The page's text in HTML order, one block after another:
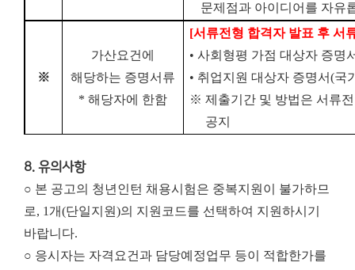
문제점과 아이디어를 자유
※
가산요건에
해당하는 증명서류
* 해당자에 한함
[서류전형 합격자 발표 후 서
• 사회형평 가점 대상자 증명
• 취업지원 대상자 증명서(국
※ 제출기간 및 방법은 서류
공지
8. 유의사항
○ 본 공고의 청년인턴 채용시험은 중복지원이 불가하므
로, 1개(단일지원)의 지원코드를 선택하여 지원하시기
바랍니다.
○ 응시자는 자격요건과 담당예정업무 등이 적합한가를